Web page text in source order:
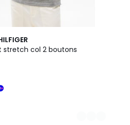
stretch col 2 boutons